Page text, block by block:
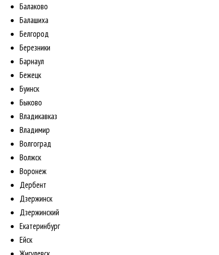
Балаково
Балашиха
Белгород
Березники
Барнаул
Бежецк
Буинск
Быково
Владикавказ
Владимир
Волгоград
Волжск
Воронеж
Дербент
Дзержинск
Дзержинский
Екатеринбург
Ейск